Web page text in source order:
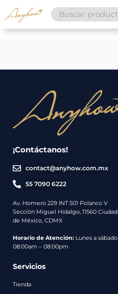
Search
for:
¡Contáctanos!
contact@anyhow.com.mx
55 7090 6222
Av. Homero 229 INT 501 Polanco V
Sección Miguel Hidalgo, 11560 Ciudad
de México, CDMX
Horario de Atención: Lunes a sábado
08:00am – 08:00pm
Servicios
Tienda
Nosotros
Servicios
Envíos
Métodos
de
Catálogo
Regalos
Contacto